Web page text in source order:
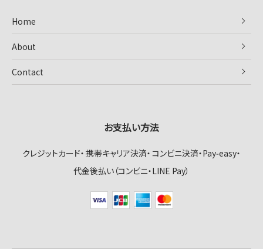
Home
About
Contact
お支払い方法
クレジットカード 携帯キャリア決済 コンビニ決済・Pay‑easy
代金後払い（コンビニ・LINE Pay）